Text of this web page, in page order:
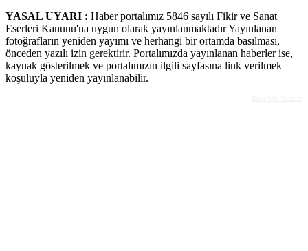
YASAL UYARI : Haber portalımız 5846 sayılı Fikir ve Sanat
Eserleri Kanunu'na uygun olarak yayınlanmaktadır Yayınlanan
fotoğrafların yeniden yayımı ve herhangi bir ortamda basılması,
önceden yazılı izin gerektirir. Portalımızda yayınlanan haberler ise,
kaynak gösterilmek ve portalımızın ilgili sayfasına link verilmek
koşuluyla yeniden yayınlanabilir.